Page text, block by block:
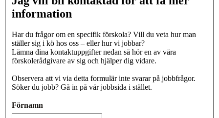
information
Har du frågor om en specifik förskola? Vill du veta hur man
ställer sig i kö hos oss – eller hur vi jobbar?
Lämna dina kontaktuppgifter nedan så hör en av våra
förskolerådgivare av sig och hjälper dig vidare.
Observera att vi via detta formulär inte svarar på jobbfrågor.
Söker du jobb? Gå in på vår jobbsida i stället.
Förnamn